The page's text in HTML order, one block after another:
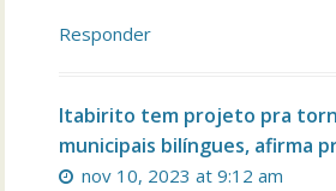
Responder
Itabirito tem projeto pra
municipais bilíngues, afirma
nov 10, 2023 at 9:12 am